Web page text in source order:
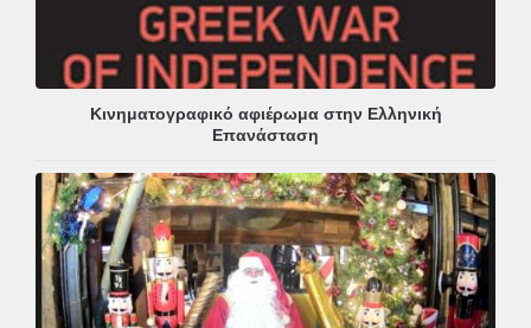
Κινηματογραφικό αφιέρωμα στην Ελληνική
Επανάσταση